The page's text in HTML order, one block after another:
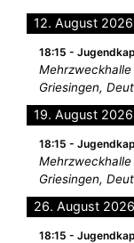
12. August 2026
18:15 -
Mehrzweckhalle
Griesingen,
19. August 2026
18:15 -
Mehrzweckhalle
Griesingen,
26. August 2026
18:15 -